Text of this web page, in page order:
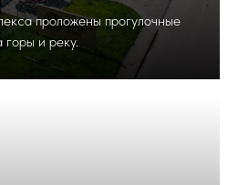
проложены прогулочные
и реку.